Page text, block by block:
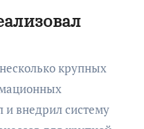
крупных
и внедрил систему